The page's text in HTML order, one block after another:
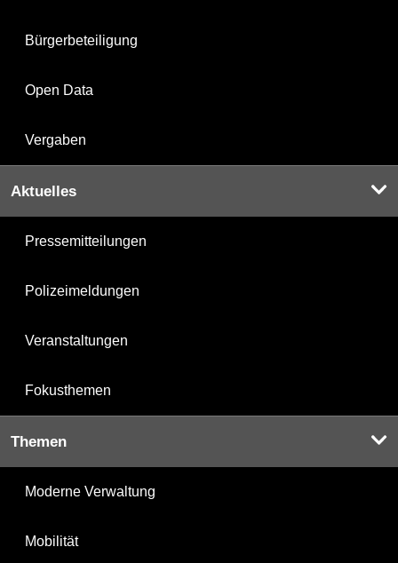
Bürgerbeteiligung
Open Data
Vergaben
Aktuelles
Pressemitteilungen
Polizeimeldungen
Veranstaltungen
Fokusthemen
Themen
Moderne Verwaltung
Mobilität